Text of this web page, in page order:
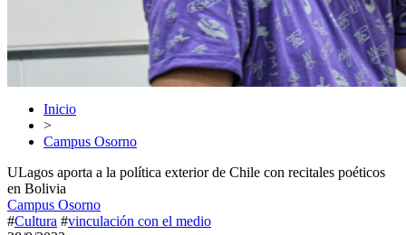
Inicio
>
Campus Osorno
ULagos aporta a la política exterior de Chile con recitales poéticos
en Bolivia
Campus Osorno
#Cultura #vinculación con el medio